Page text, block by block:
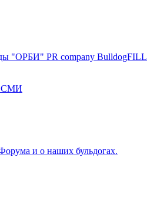
"ОРБИ" PR company BulldogFILL
СМИ
и о наших бульдогах.